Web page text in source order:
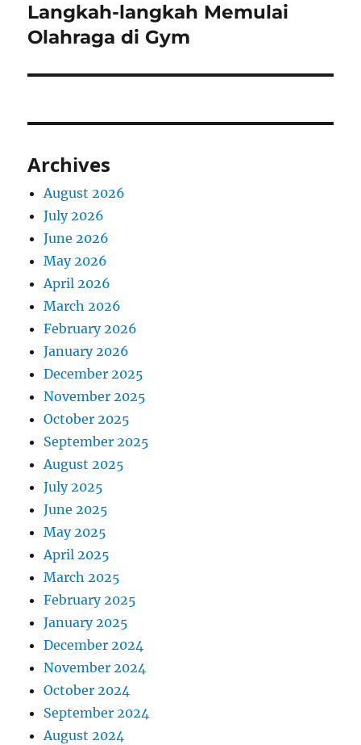
post:
Langkah-langkah Memulai
Olahraga di Gym
Archives
August 2026
July 2026
June 2026
May 2026
April 2026
March 2026
February 2026
January 2026
December 2025
November 2025
October 2025
September 2025
August 2025
July 2025
June 2025
May 2025
April 2025
March 2025
February 2025
January 2025
December 2024
November 2024
October 2024
September 2024
August 2024